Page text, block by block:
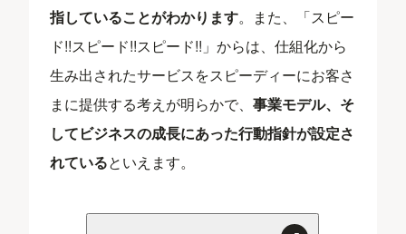
指していることがわかります。また、「スピー
ド!!スピード!!スピード!!」からは、仕組化から
生み出されたサービスをスピーディーにお客さ
まに提供する考えが明らかで、事業モデル、そ
してビジネスの成長にあった行動指針が設定さ
れているといえます。